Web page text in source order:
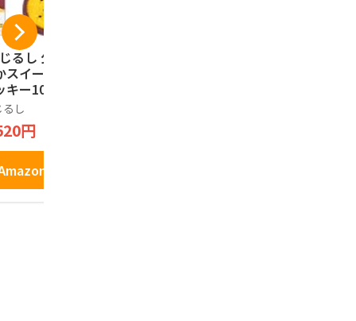
るし 公式] 紅は
スイートポテト
キー10枚 茨城県
つまいも 茨城
個包装 ギフト
産 プレゼント
し
円
で見る